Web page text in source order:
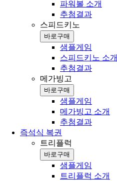
파워볼 소개
추첨결과
스피드키노
바로구매
샘플게임
스피드키노 소개
추첨결과
메가빙고
바로구매
샘플게임
메가빙고 소개
추첨결과
즉석식 복권
트리플럭
바로구매
샘플게임
트리플럭 소개